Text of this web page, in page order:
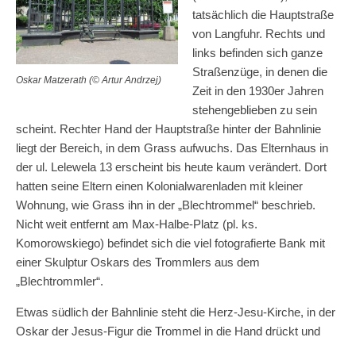
Oskar Matzerath (© Artur Andrzej)
tatsächlich die Hauptstraße
von Langfuhr. Rechts und
links befinden sich ganze
Straßenzüge, in denen die
Zeit in den 1930er Jahren
stehengeblieben zu sein
scheint. Rechter Hand der Hauptstraße hinter der Bahnlinie
liegt der Bereich, in dem Grass aufwuchs. Das Elternhaus in
der ul. Lelewela 13 erscheint bis heute kaum verändert. Dort
hatten seine Eltern einen Kolonialwarenladen mit kleiner
Wohnung, wie Grass ihn in der „Blechtrommel“ beschrieb.
Nicht weit entfernt am Max-Halbe-Platz (pl. ks.
Komorowskiego) befindet sich die viel fotografierte Bank mit
einer Skulptur Oskars des Trommlers aus dem
„Blechtrommler“.
Etwas südlich der Bahnlinie steht die Herz-Jesu-Kirche, in der
Oskar der Jesus-Figur die Trommel in die Hand drückt und